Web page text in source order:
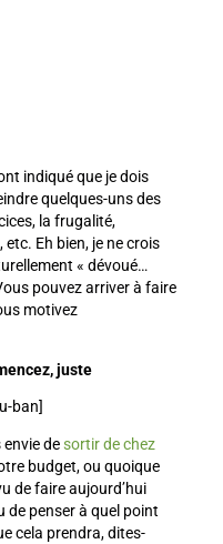
indiqué que je dois
quelques-uns des
la frugalité,
Eh bien, je ne crois
« dévoué…
pouvez arriver à faire
motivez
juste
ban]
envie desortir de chez
budget, ou quoique
de faire aujourd’hui
de penser à quel point
cela prendra, dites-